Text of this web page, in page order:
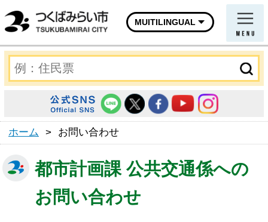
MUITILINGUAL
ホーム > お問い合わせ
都市計画課 公共交通係への
お問い合わせ